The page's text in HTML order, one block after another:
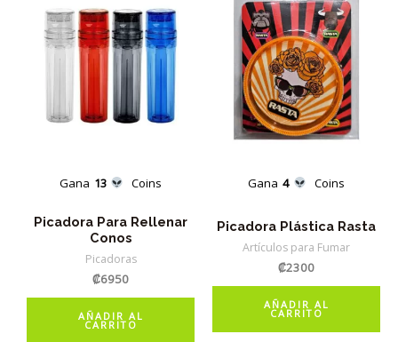
Gana 13 Coins
Picadora Para Rellenar
Conos
Picadoras
₡6950
AÑADIR AL
CARRITO
Gana 4 Coins
Picadora Plástica Rasta
Artículos para Fumar
₡2300
AÑADIR AL
CARRITO